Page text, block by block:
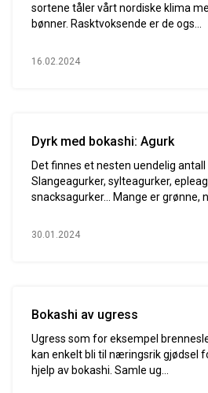
sortene tåler vårt nordiske klima
bønner. Rasktvoksende er de ogs...
16.02.2024
Dyrk med bokashi: Agurk
Det finnes et nesten uendelig antall
Slangeagurker, sylteagurker,
snacksagurker... Mange er grønne,
30.01.2024
Bokashi av ugress
Ugress som for eksempel
kan enkelt bli til næringsrik gjødsel
hjelp av bokashi. Samle ug...